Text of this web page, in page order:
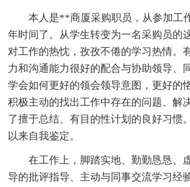
本人是**商厦采购职员，从参加工
年时间了。从学生转变为一名采购员的
对工作的热忱，孜孜不倦的学习热情。
力和沟通能力很好的配合与协助领导、
学会如何更好的领会领导意图，更好的
积极主动的找出工作中存在的问题、解
了擅于总结、有目的性计划的良好习惯
以来自我鉴定。
在工作上，脚踏实地、勤勤恳恳、
导的批评指导、主动与同事交流学习经